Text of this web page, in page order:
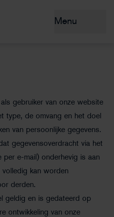
Menu
gebruiker van onze website
type, de omvang en het doel
van persoonlijke gegevens.
gegevensoverdracht via het
per e-mail) onderhevig is aan
volledig kan worden
derden.
geldig en is gedateerd op
ontwikkeling van onze